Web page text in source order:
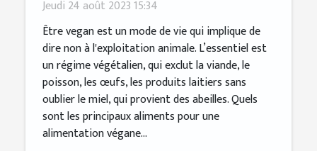
Jeudi 24 août 2023 15:34
Être vegan est un mode de vie qui implique de
dire non à l'exploitation animale. L’essentiel est
un régime végétalien, qui exclut la viande, le
poisson, les œufs, les produits laitiers sans
oublier le miel, qui provient des abeilles. Quels
sont les principaux aliments pour une
alimentation végane...